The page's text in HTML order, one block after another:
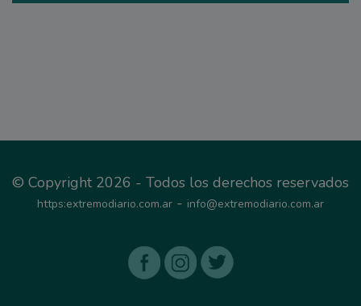
© Copyright 2026 - Todos los derechos reservados
https:extremodiario.com.ar - info@extremodiario.com.ar